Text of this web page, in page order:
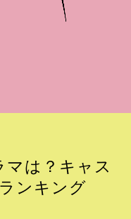
は？キャス
ンキング